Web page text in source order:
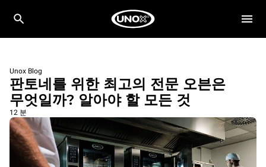
Unox Blog
판토네를 위한 최고의 전문 오븐은
무엇일까? 알아야 할 모든 것
12 분